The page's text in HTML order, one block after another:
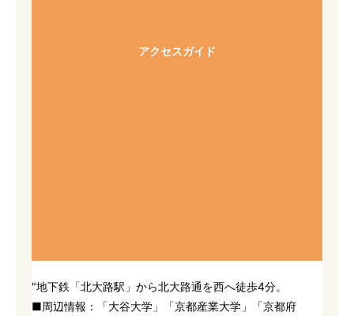
アクセスガイド
"地下鉄「北大路駅」から北大路通を西へ徒歩4分。
■周辺情報：「大谷大学」「京都産業大学」「京都府